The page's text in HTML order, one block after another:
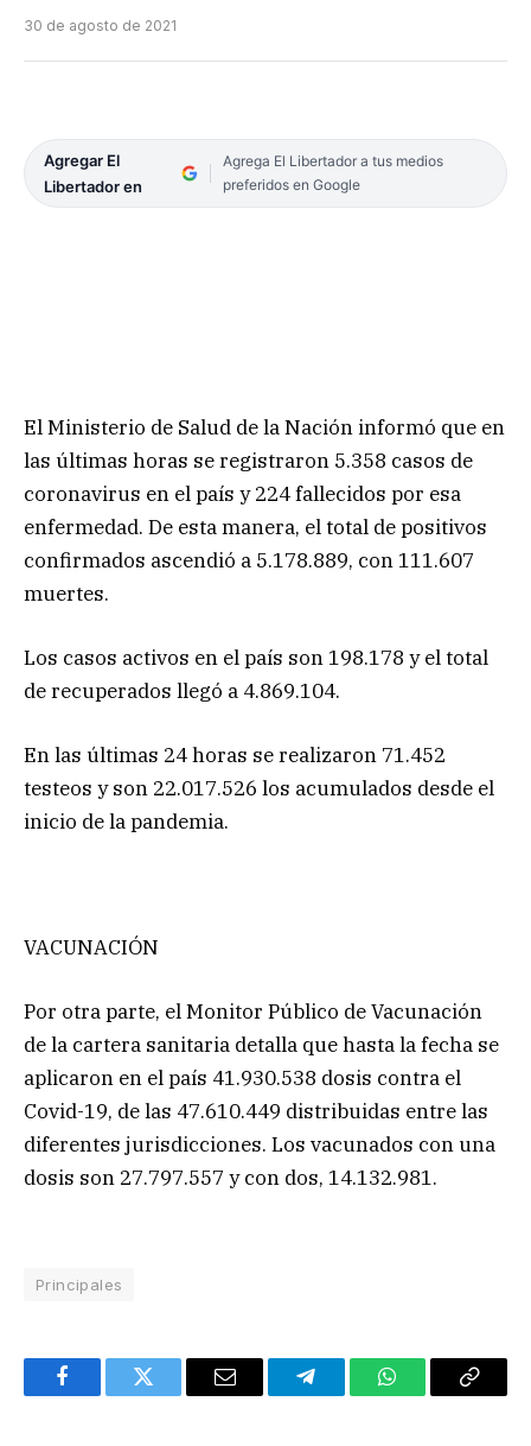
30 de agosto de 2021
Agregar El
Libertador en
Agrega El Libertador a tus medios
preferidos en Google
El Ministerio de Salud de la Nación informó que en
las últimas horas se registraron 5.358 casos de
coronavirus en el país y 224 fallecidos por esa
enfermedad. De esta manera, el total de positivos
confirmados ascendió a 5.178.889, con 111.607
muertes.
Los casos activos en el país son 198.178 y el total
de recuperados llegó a 4.869.104.
En las últimas 24 horas se realizaron 71.452
testeos y son 22.017.526 los acumulados desde el
inicio de la pandemia.
VACUNACIÓN
Por otra parte, el Monitor Público de Vacunación
de la cartera sanitaria detalla que hasta la fecha se
aplicaron en el país 41.930.538 dosis contra el
Covid-19, de las 47.610.449 distribuidas entre las
diferentes jurisdicciones. Los vacunados con una
dosis son 27.797.557 y con dos, 14.132.981.
Principales
FacebookTwitter Email TelegramWhatsAppCopy